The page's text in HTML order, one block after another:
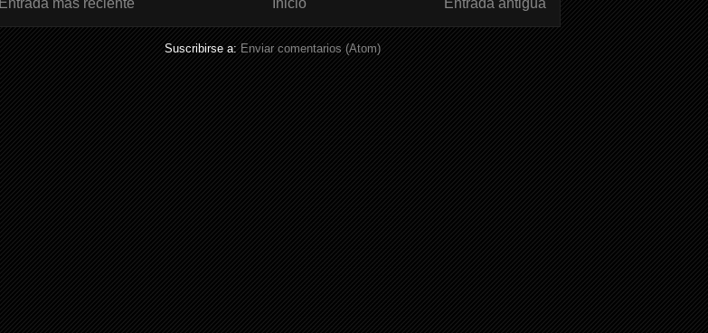
Suscribirse a: Enviar comentarios (Atom)